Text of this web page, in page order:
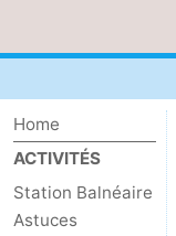
Home
ACTIVITÉS
Station Balnéaire
Astuces